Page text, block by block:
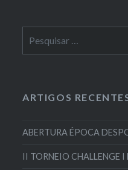
por:
ARTIGOS
ABERTURA ÉPOCA
II TORNEIO CHALLENGE